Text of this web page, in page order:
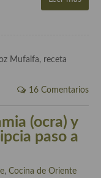
16 Comentarios
(ocra) y
paso a
, Cocina de Oriente